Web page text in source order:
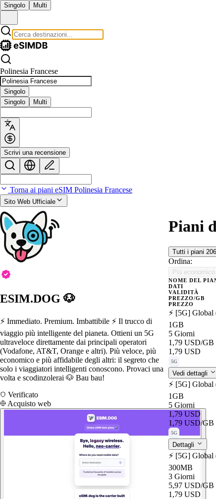
Singolo Multi
Polinesia Francese
Singolo
Singolo
Multi
Scrivi una recensione
Torna ai piani eSIM Polinesia Francese
Sito Web Ufficiale
ESIM.DOG 🐶
⚡️ Immediato. Premium. Imbattibile ⚡️ Il trucco di
viaggio più intelligente del pianeta. Ottieni un 5G
ultraveloce direttamente dai principali operatori
(Vodafone, AT&T, Orange e altri). Più veloce, più
economico e più affidabile degli altri: il segreto che
solo i viaggiatori intelligenti conoscono. Provaci una
volta e scodinzolerai 🐶 Bau bau!
Verificato
Acquisto web
Piani
Tutti i piani 206
Ordina:
Più economico
NOME DEL
DATI
VALIDITÀ
PREZZO/GB
PREZZO
⚡️ [5G]
1GB
5 Giorni
1,79 USD/GB
1,79 USD
5G
Vedi dettagli
⚡️ [5G]
1GB
5 Giorni
1,79 USD
1,79 USD/GB
5G
Dettagli
⚡️ [5G]
300MB
3 Giorni
5,97 USD/GB
1,79 USD